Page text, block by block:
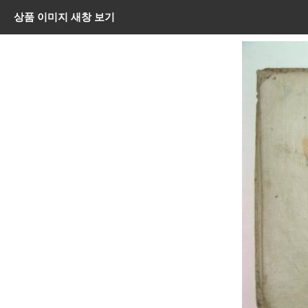
상품 이미지 새창 보기